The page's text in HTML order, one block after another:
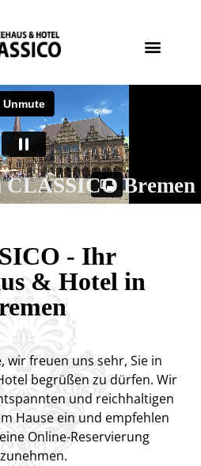
Bremen
- Ihr
& Hotel in
wir freuen uns sehr, Sie in
begrüßen zu dürfen. Wir
und reichhaltigen
Hause ein und empfehlen
Online-Reservierung